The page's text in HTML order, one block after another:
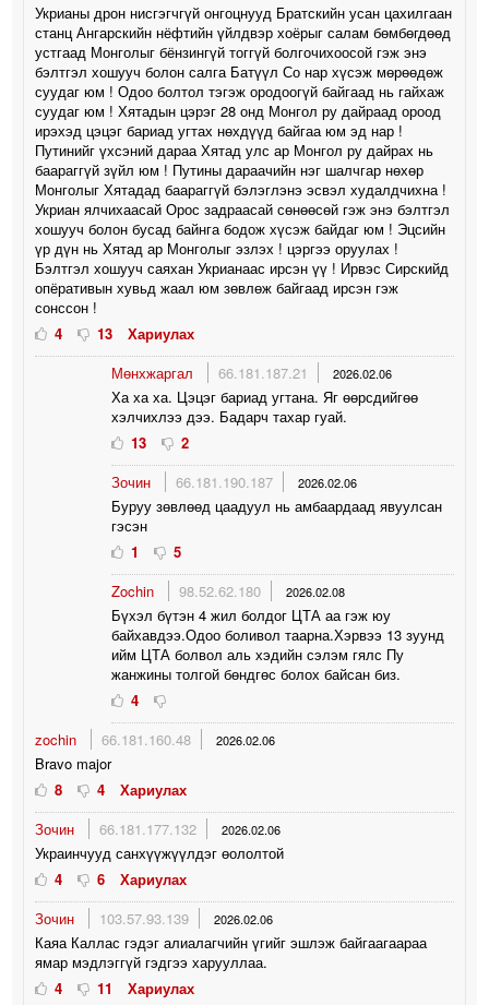
Укрианы дрон нисгэгчгүй онгоцнууд Братскийн усан цахилгаан
станц Ангарскийн нёфтийн үйлдвэр хоёрыг салам бөмбөгдөөд
устгаад Монголыг бёнзингүй тоггүй болгочихоосой гэж энэ
бэлтгэл хошууч болон салга Батүүл Со нар хүсэж мөрөөдөж
суудаг юм ! Одоо болтол тэгэж ородоогүй байгаад нь гайхаж
суудаг юм ! Хятадын цэрэг 28 онд Монгол ру дайраад ороод
ирэхэд цэцэг бариад угтах нөхдүүд байгаа юм эд нар !
Путинийг үхсэний дараа Хятад улс ар Монгол ру дайрах нь
баараггүй зүйл юм ! Путины дараачийн нэг шалчгар нөхөр
Монголыг Хятадад баараггүй бэлэглэнэ эсвэл худалдчихна !
Укриан ялчихаасай Орос задраасай сөнөөсөй гэж энэ бэлтгэл
хошууч болон бусад байнга бодож хүсэж байдаг юм ! Эцсийн
үр дүн нь Хятад ар Монголыг эзлэх ! цэргээ оруулах !
Бэлтгэл хошууч саяхан Укрианаас ирсэн үү ! Ирвэс Сирскийд
опёративын хувьд жаал юм зөвлөж байгаад ирсэн гэж
сонссон !
4
13
Хариулах
Мөнхжаргал
66.181.187.21 2026.02.06
Ха ха ха. Цэцэг бариад угтана. Яг өөрсдийгөө
хэлчихлээ дээ. Бадарч тахар гуай.
13
2
Зочин
66.181.190.187 2026.02.06
Буруу зөвлөөд цаадуул нь амбаардаад явуулсан
гэсэн
1
5
Zochin
98.52.62.180 2026.02.08
Бүхэл бүтэн 4 жил болдог ЦТА аа гэж юу
байхавдээ.Одоо боливол таарна.Хэрвээ 13 зуунд
ийм ЦТА болвол аль хэдийн сэлэм гялс Пу
жанжины толгой бөндгөс болох байсан биз.
4
zochin
66.181.160.48 2026.02.06
Bravo major
8
4
Хариулах
Зочин
66.181.177.132 2026.02.06
Украинчууд санхүүжүүлдэг өололтой
4
6
Хариулах
Зочин
103.57.93.139 2026.02.06
Каяа Каллас гэдэг алиалагчийн үгийг эшлэж байгаагаараа
ямар мэдлэггүй гэдгээ харууллаа.
4
11
Хариулах